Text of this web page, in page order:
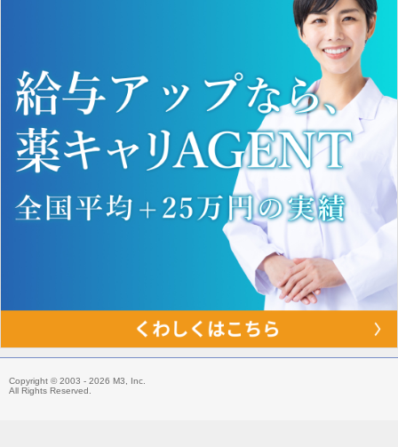
Copyright © 2003 - 2026 M3, Inc.
All Rights Reserved.